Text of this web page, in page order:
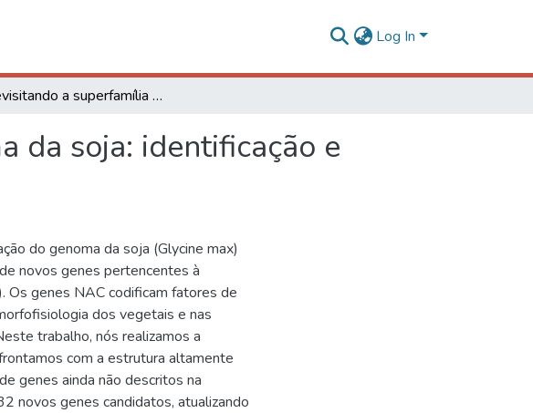
Log In
Revisitando a superfamília NAC no genoma da soja: identificação e caracterização de novos membros
da soja: identificação e
do genoma da soja (Glycine max)
novos genes pertencentes à
Os genes NAC codificam fatores de
dos vegetais e nas
trabalho, nós realizamos a
com a estrutura altamente
genes ainda não descritos na
novos genes candidatos, atualizando